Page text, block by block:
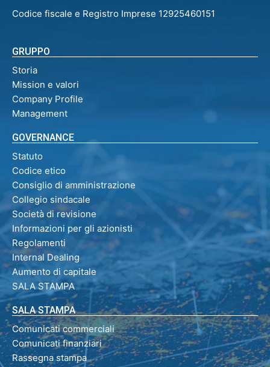
Codice fiscale e Registro Imprese 12925460151
GRUPPO
Storia
Mission e valori
Company Profile
Management
GOVERNANCE
Statuto
Codice etico
Consiglio di amministrazione
Collegio sindacale
Società di revisione
Informazioni per gli azionisti
Regolamenti
Internal Dealing
Aumento di capitale
SALA STAMPA
SALA STAMPA
Comunicati commerciali
Comunicati finanziari
Rassegna stampa